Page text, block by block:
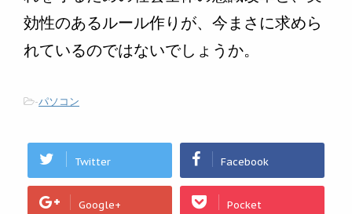
効性のあるルール作りが、今まさに求めら
れているのではないでしょうか。
-パソコン
Twitter Facebook
Google+ Pocket